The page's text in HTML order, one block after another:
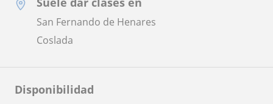
San Fernando de Henares
Coslada
Disponibilidad